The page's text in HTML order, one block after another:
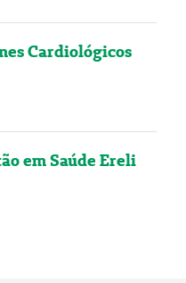
Cardiológicos
em Saúde Ereli